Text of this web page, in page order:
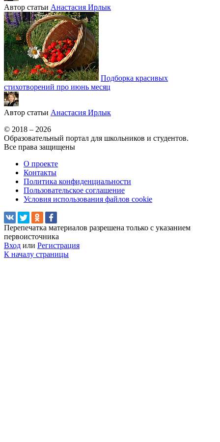
Автор статьи Анастасия Ирлык
Подборка красивых
стихотворений про июнь месяц
Автор статьи Анастасия Ирлык
© 2018 – 2026
Образовательный портал для школьников и студентов.
Все права защищены
О проекте
Контакты
Политика конфиденциальности
Пользовательское соглашение
Условия использования файлов cookie
Перепечатка материалов разрешена только с указанием
первоисточника
Вход или Регистрация
К началу страницы